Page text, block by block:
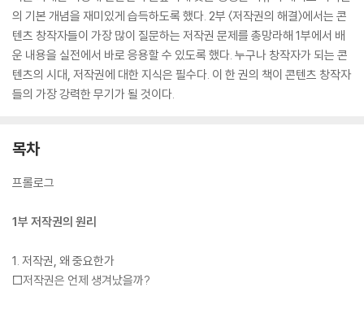
의 기본 개념을 재미있게 습득하도록 했다. 2부 〈저작권의 해결〉에서는 콘
텐츠 창작자들이 가장 많이 질문하는 저작권 문제를 총망라해 1부에서 배
운 내용을 실전에서 바로 응용할 수 있도록 했다. 누구나 창작자가 되는 콘
텐츠의 시대, 저작권에 대한 지식은 필수다. 이 한 권의 책이 콘텐츠 창작자
들의 가장 강력한 무기가 될 것이다.
목차
프롤로그
1부 저작권의 원리
1. 저작권, 왜 중요한가
□저작권은 언제 생겨났을까?